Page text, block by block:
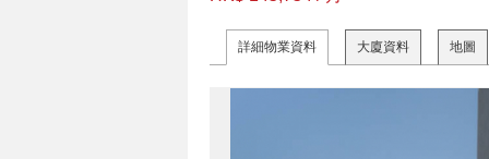
詳細物業資料 大廈資料 地圖